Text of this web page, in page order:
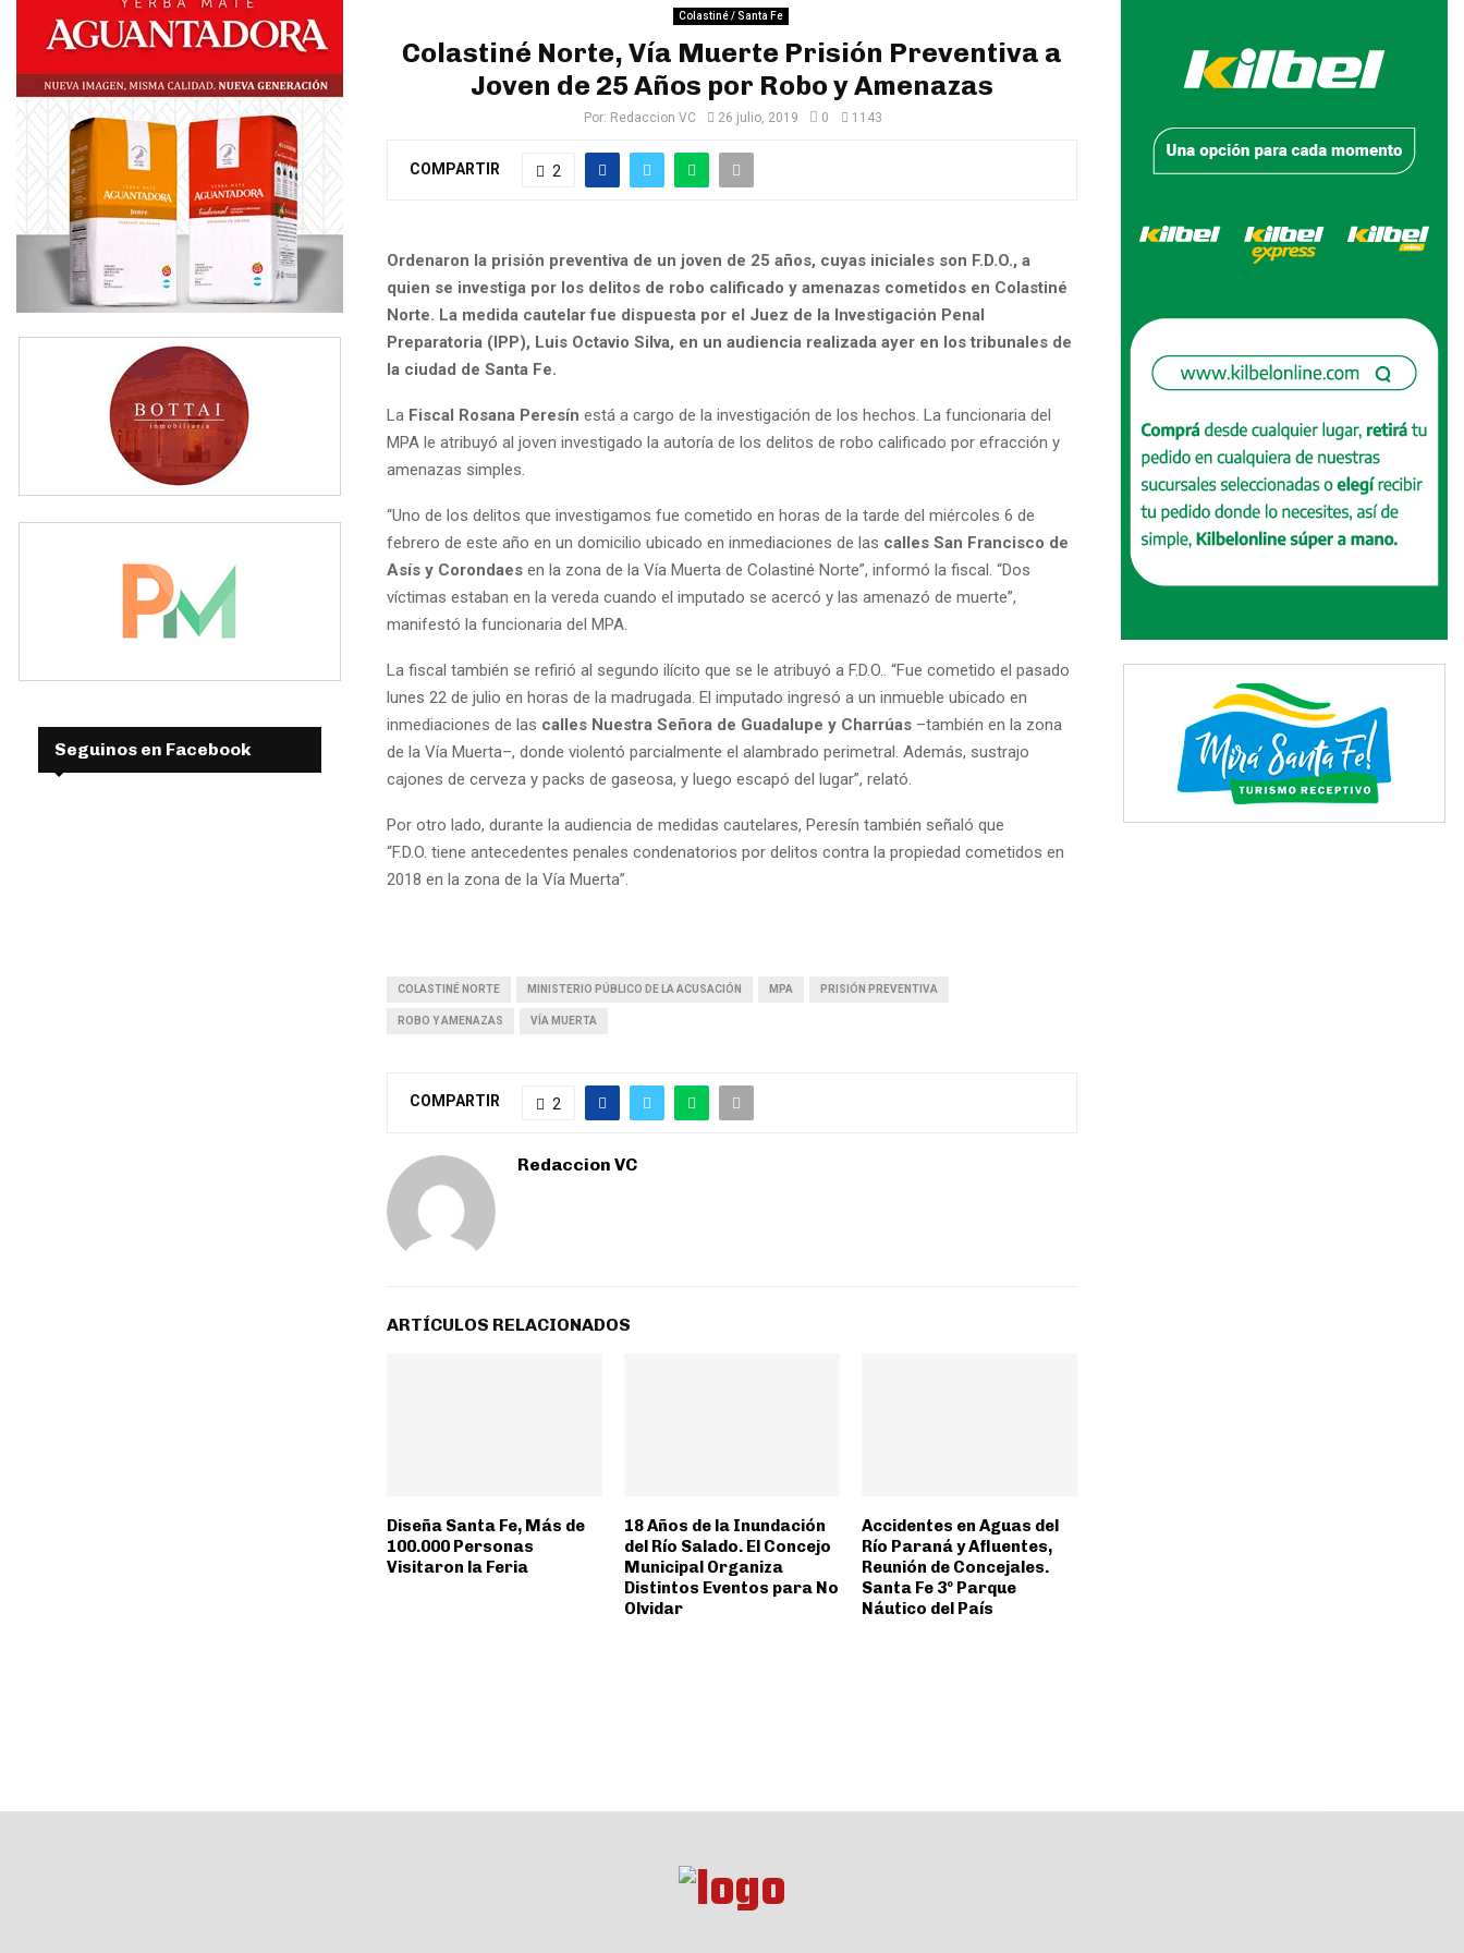
Colastiné / Santa Fe
Colastiné Norte, Vía Muerte Prisión Preventiva a
Joven de 25 Años por Robo y Amenazas
Por: Redaccion VC 26 julio, 2019 0 1143
COMPARTIR 2
Ordenaron la prisión preventiva de un joven de 25 años, cuyas iniciales son F.D.O., a
quien se investiga por los delitos de robo calificado y amenazas cometidos en Colastiné
Norte. La medida cautelar fue dispuesta por el Juez de la Investigación Penal
Preparatoria (IPP), Luis Octavio Silva, en un audiencia realizada ayer en los tribunales de
la ciudad de Santa Fe.
La Fiscal Rosana Peresín está a cargo de la investigación de los hechos. La funcionaria del
MPA le atribuyó al joven investigado la autoría de los delitos de robo calificado por efracción y
amenazas simples.
“Uno de los delitos que investigamos fue cometido en horas de la tarde del miércoles 6 de
febrero de este año en un domicilio ubicado en inmediaciones de las calles San Francisco de
Asís y Corondaes en la zona de la Vía Muerta de Colastiné Norte”, informó la fiscal. “Dos
víctimas estaban en la vereda cuando el imputado se acercó y las amenazó de muerte”,
manifestó la funcionaria del MPA.
La fiscal también se refirió al segundo ilícito que se le atribuyó a F.D.O.. “Fue cometido el pasado
lunes 22 de julio en horas de la madrugada. El imputado ingresó a un inmueble ubicado en
inmediaciones de las calles Nuestra Señora de Guadalupe y Charrúas –también en la zona
de la Vía Muerta–, donde violentó parcialmente el alambrado perimetral. Además, sustrajo
cajones de cerveza y packs de gaseosa, y luego escapó del lugar”, relató.
Por otro lado, durante la audiencia de medidas cautelares, Peresín también señaló que
“F.D.O. tiene antecedentes penales condenatorios por delitos contra la propiedad cometidos en
2018 en la zona de la Vía Muerta”.
COLASTINÉ NORTE MINISTERIO PÚBLICO DE LA ACUSACIÓN MPA PRISIÓN PREVENTIVA
ROBO Y AMENAZAS VÍA MUERTA
COMPARTIR 2
Redaccion VC
ARTÍCULOS RELACIONADOS
Diseña Santa Fe, Más de
100.000 Personas
Visitaron la Feria
18 Años de la Inundación
del Río Salado. El Concejo
Municipal Organiza
Distintos Eventos para No
Olvidar
Accidentes en Aguas del
Río Paraná y Afluentes,
Reunión de Concejales.
Santa Fe 3º Parque
Náutico del País
Seguinos en Facebook